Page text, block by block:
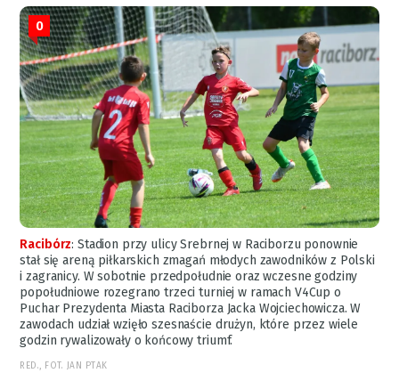
0
Racibórz:Stadion przy ulicy Srebrnej w Raciborzu ponownie
stał się areną piłkarskich zmagań młodych zawodników z Polski
i zagranicy. W sobotnie przedpołudnie oraz wczesne godziny
popołudniowe rozegrano trzeci turniej w ramach V4Cup o
Puchar Prezydenta Miasta Raciborza Jacka Wojciechowicza. W
zawodach udział wzięło szesnaście drużyn, które przez wiele
godzin rywalizowały o końcowy triumf.
RED., FOT. JAN PTAK